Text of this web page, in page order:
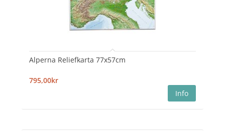
Alperna Reliefkarta 77x57cm
795,00kr